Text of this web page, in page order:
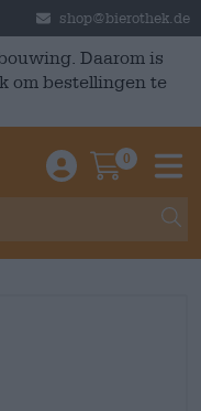
shop@bierothek.de
Daarom is
om bestellingen te
Einloggen /
0